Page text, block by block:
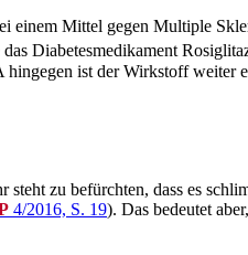
einem Mittel gegen Multiple
Diabetesmedi­kament
ist der Wirkstoff weiter
zu befürchten, dass es
4/2016, S. 19). Das bedeutet